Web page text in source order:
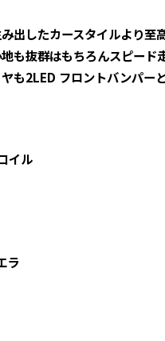
出したカースタイルより至
も抜群はもちろんスピード
も2LED フロントバンパー
イル
ラ